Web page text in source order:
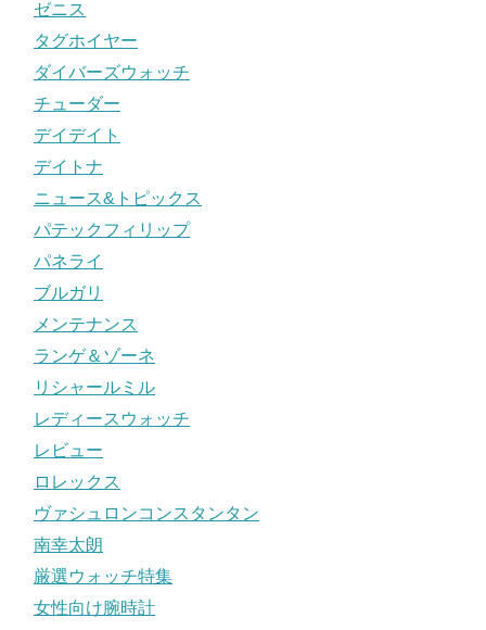
ゼニス
タグホイヤー
ダイバーズウォッチ
チューダー
デイデイト
デイトナ
ニュース&トピックス
パテックフィリップ
パネライ
ブルガリ
メンテナンス
ランゲ＆ゾーネ
リシャールミル
レディースウォッチ
レビュー
ロレックス
ヴァシュロンコンスタンタン
南幸太朗
厳選ウォッチ特集
女性向け腕時計